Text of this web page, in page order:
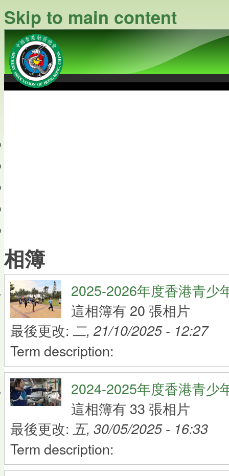
Skip to main content
相簿
2025-2026年度香港青少
這相簿有 20 張相片
最後更改: 二, 21/10/2025 - 12:27
Term description:
2024-2025年度香港青少
這相簿有 33 張相片
最後更改: 五, 30/05/2025 - 16:33
Term description: